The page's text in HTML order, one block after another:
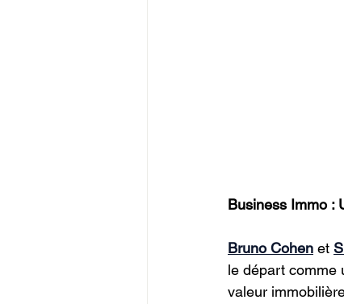
Business Immo :
Bruno Cohen et
le départ comme
valeur